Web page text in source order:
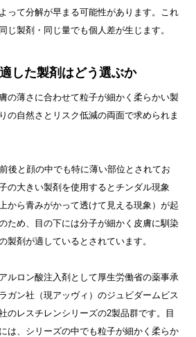
って分解が早まる可能性があります。これ
じ製剤・同じ量でも個人差が生じます。
した製剤はどう選ぶか
の薄さに合わせて粒子が細かく柔らかい製
の自然さとリスク低減の両面で求められま
後と顔の中でも特に薄い部位とされてお
の大きい製剤を使用するとチンダル現象
から青みがかって透けて見える現象）が起
ため、目の下には分子が細かく皮膚に馴染
製剤が適しているとされています。
ルロン酸注入剤として厚生労働省の薬事承
ガン社（現アッヴィ）のジュビダームビス
のレスチレンシリーズの2製品群です。目
は、シリーズの中でも粒子が細かく柔らか